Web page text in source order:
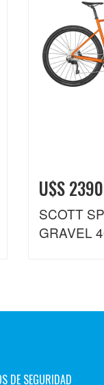
U$S 2390
SCOTT
GRAVEL
DE SEGURIDAD